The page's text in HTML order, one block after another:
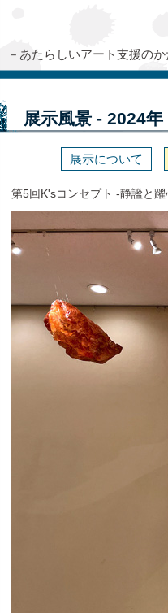
－あたらしいアート支援の
展示風景 - 2024
展示について
第5回K'sコンセプト -静謐と